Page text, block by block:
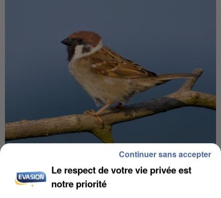
DE FAUNE SAUVAGE SONT...
Le respect de votre vie privée est
notre priorité
Continuer sans accepter